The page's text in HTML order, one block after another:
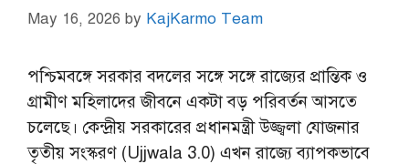
May 16, 2026 by KajKarmo Team
পশ্চিমবঙ্গে সরকার বদলের সঙ্গে সঙ্গে রাজ্যের প্রান্তিক ও
গ্রামীণ মহিলাদের জীবনে একটা বড় পরিবর্তন আসতে
চলেছে। কেন্দ্রীয় সরকারের প্রধানমন্ত্রী উজ্জ্বলা যোজনার
তৃতীয় সংস্করণ (Ujjwala 3.0) এখন রাজ্যে ব্যাপকভাবে